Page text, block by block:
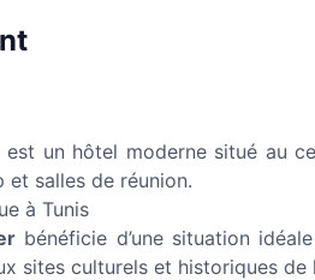
un hôtel moderne situé au
salles de réunion.
à Tunis
bénéficie d’une situation
sites culturels et historiques de